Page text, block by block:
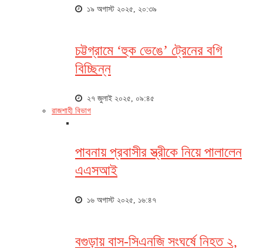
১৯ অগাস্ট ২০২৫, ২০:৩৯
চট্টগ্রামে ‘হুক ভেঙে’ ট্রেনের বগি
বিচ্ছিন্ন
২৭ জুলাই ২০২৫, ০৯:৪৫
রাজশাহী বিভাগ
পাবনায় প্রবাসীর স্ত্রীকে নিয়ে পালালেন
এএসআই
১৬ অগাস্ট ২০২৫, ১৬:৪৭
বগুড়ায় বাস-সিএনজি সংঘর্ষে নিহত ২,